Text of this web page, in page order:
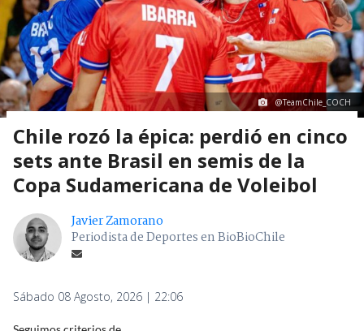
@TeamChile_COCH
Chile rozó la épica: perdió en cinco
sets ante Brasil en semis de la
Copa Sudamericana de Voleibol
Javier Zamorano
Periodista de Deportes en BioBioChile
Sábado 08 Agosto, 2026 | 22:06